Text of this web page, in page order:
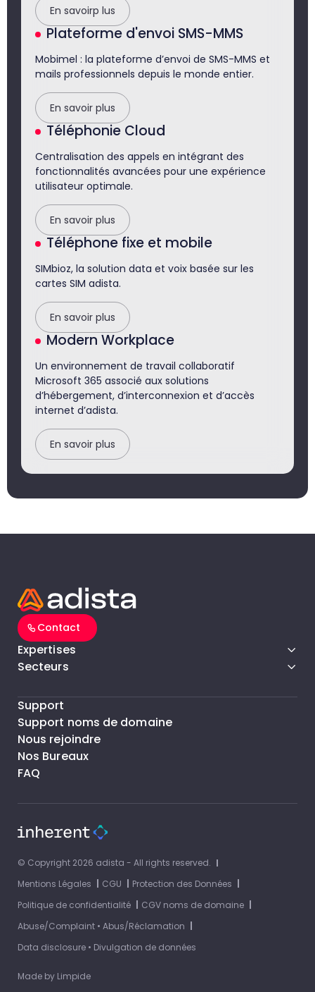
En savoirp lus
Plateforme d'envoi SMS-MMS
Mobimel : la plateforme d’envoi de SMS-MMS et
mails professionnels depuis le monde entier.
En savoir plus
Téléphonie Cloud
Centralisation des appels en intégrant des
fonctionnalités avancées pour une expérience
utilisateur optimale.
En savoir plus
Téléphone fixe et mobile
SIMbioz, la solution data et voix basée sur les
cartes SIM adista.
En savoir plus
Modern Workplace
Un environnement de travail collaboratif
Microsoft 365 associé aux solutions
d’hébergement, d’interconnexion et d’accès
internet d’adista.
En savoir plus
Contact
Expertises
Secteurs
Support
Support noms de domaine
Nous rejoindre
Nos Bureaux
FAQ
© Copyright 2026 adista - All rights reserved.
Mentions Légales
CGU
Protection des Données
Politique de confidentialité
CGV noms de domaine
Abuse/Complaint • Abus/Réclamation
Data disclosure • Divulgation de données
Made by Limpide